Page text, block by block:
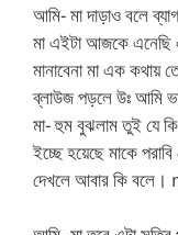
আমি- মা দাড়াও বলে
মা এইটা আজকে এনেছি
মানাবেনা মা এক কথায়
ব্লাউজ পড়লে উঃ আমি
মা- হুম বুঝলাম তুই যে
ইচ্ছে হয়েছে মাকে
দেখলে আবার কি